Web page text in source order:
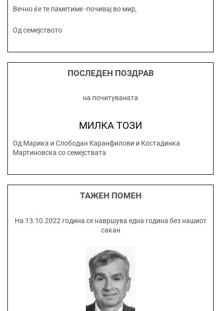
Вечно ќе те паметиме -почивај во мир,
Од семејството
ПОСЛЕДЕН ПОЗДРАВ
на почитуваната
МИЛКА ТОЗИ
Од Марика и Слободан Каранфилови и Костадинка
Мартиновска со семејствата
ТАЖЕН ПОМЕН
На 13.10.2022 година се навршува една година без нашиот
сакан